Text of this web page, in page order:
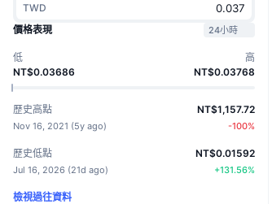
TWD
價格表現
24小時
低
NT$0.03686
高
NT$0.03768
歷史高點
Nov 16, 2021 (5y ago)
NT$1,157.72
-100%
歷史低點
Jul 16, 2026 (21d ago)
NT$0.01592
+131.56%
檢視過往資料